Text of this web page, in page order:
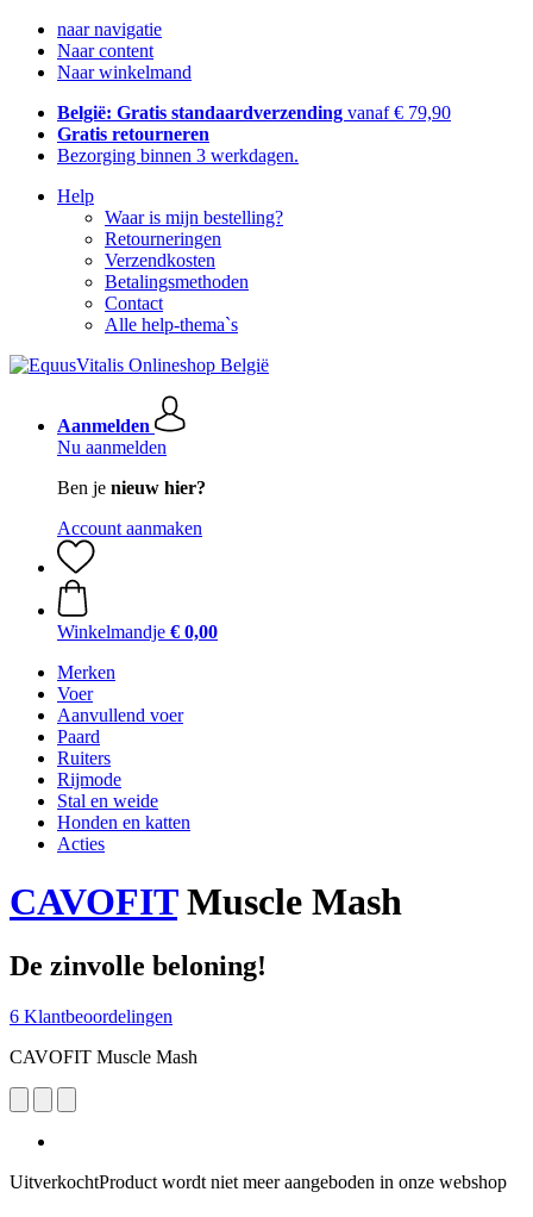
naar navigatie
Naar content
Naar winkelmand
België: Gratis standaardverzending vanaf € 79,90
Gratis retourneren
Bezorging binnen 3 werkdagen.
Help
Waar is mijn bestelling?
Retourneringen
Verzendkosten
Betalingsmethoden
Contact
Alle help-thema`s
Aanmelden
Nu aanmelden
Ben je nieuw hier?
Account aanmaken
Winkelmandje € 0,00
Merken
Voer
Aanvullend voer
Paard
Ruiters
Rijmode
Stal en weide
Honden en katten
Acties
CAVOFITMuscle Mash
De zinvolle beloning!
6 Klantbeoordelingen
CAVOFIT Muscle Mash
UitverkochtProduct wordt niet meer aangeboden in onze webshop